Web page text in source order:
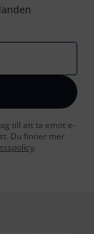
till att ta emot e-
Du finner mer
.